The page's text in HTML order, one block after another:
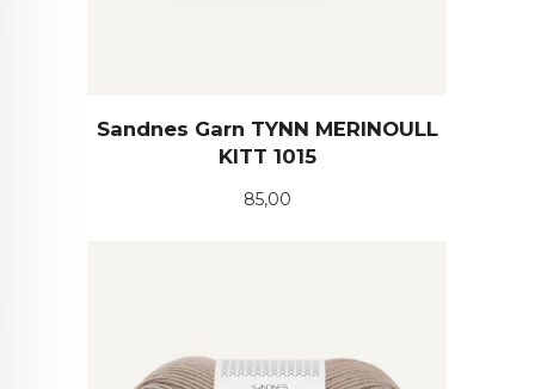
Sandnes Garn TYNN MERINOULL
KITT 1015
Pris
85,00